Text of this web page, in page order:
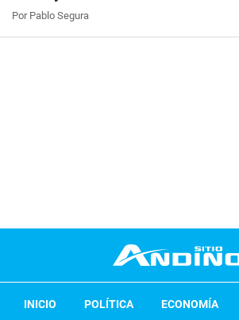
Por Pablo Segura
INICIO POLÍTICA ECONOMÍA